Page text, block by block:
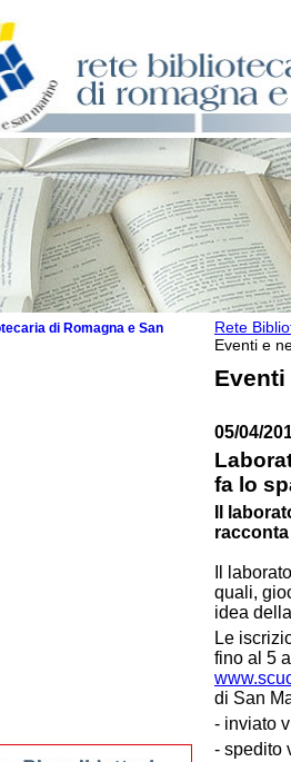
Rete
Eventi e
Eventi
05/04/
fa lo
Il
Il
quali,
idea
Le
fino al 5
di San
- inviato
- spedito
di Romagna e San